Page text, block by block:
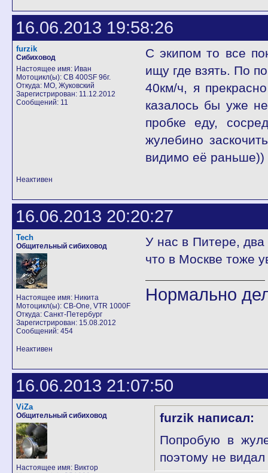
16.06.2013 19:58:26
furzik
Сибиховод
Настоящее имя: Иван
Мотоцикл(ы): CB 400SF 96г.
Откуда: МО, Жуковский
Зарегистрирован: 11.12.2012
Сообщений: 11
С экипом то все
ищу где взять. По
40км/ч, я
казалось бы уже
пробке еду,
жулебино
видимо её раньше))
Неактивен
16.06.2013 20:20:27
Tech
Общительный сибиховод
Настоящее имя: Никита
Мотоцикл(ы): CB-One, VTR 1000F
Откуда: Санкт-Петербург
Зарегистрирован: 15.08.2012
Сообщений: 454
У нас в Питере,
что в Москве тоже
Нормально
Неактивен
16.06.2013 21:07:50
ViZa
Общительный сибиховод
Настоящее имя: Виктор
furzik написал:
Попробую в
поэтому не